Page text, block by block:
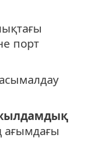
порт
ағымдағы